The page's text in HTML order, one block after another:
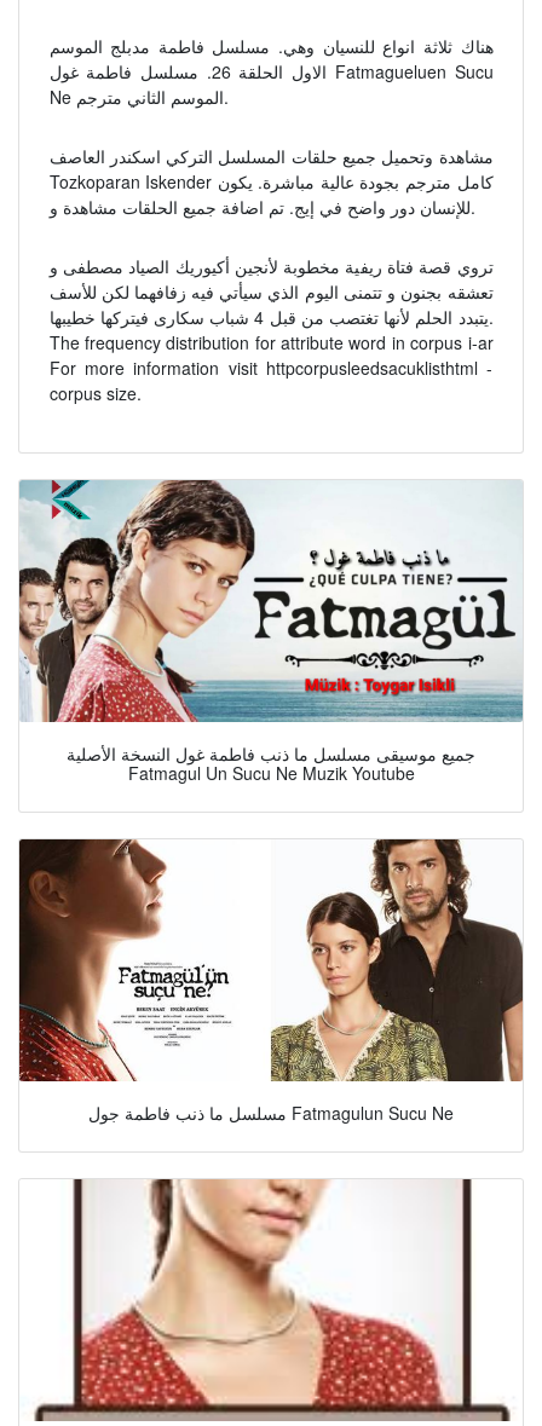
هناك ثلاثة انواع للنسيان وهي. مسلسل فاطمة مدبلج الموسم
الاول الحلقة 26. مسلسل فاطمة غول Fatmagueluen Sucu
Ne الموسم الثاني مترجم.
مشاهدة وتحميل جميع حلقات المسلسل التركي اسكندر العاصف
Tozkoparan Iskender كامل مترجم بجودة عالية مباشرة. يكون
للإنسان دور واضح في إيج. تم اضافة جميع الحلقات مشاهدة و.
تروي قصة فتاة ريفية مخطوبة لأنجين أكيوريك الصياد مصطفى و
تعشقه بجنون و تتمنى اليوم الذي سيأتي فيه زفافهما لكن للأسف
يتبدد الحلم لأنها تغتصب من قبل 4 شباب سكارى فيتركها خطيبها.
The frequency distribution for attribute word in corpus i-ar
For more information visit httpcorpusleedsacuklisthtml -
corpus size.
جميع موسيقى مسلسل ما ذنب فاطمة غول النسخة الأصلية
Fatmagul Un Sucu Ne Muzik Youtube
مسلسل ما ذنب فاطمة جول Fatmagulun Sucu Ne